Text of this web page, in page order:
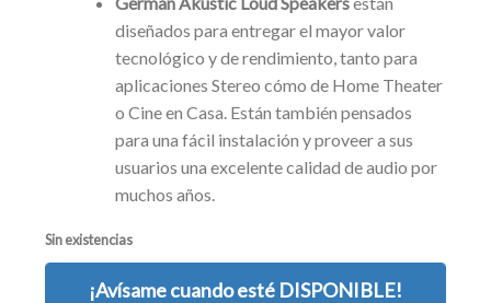
diseñados para entregar el mayor valor
tecnológico y de rendimiento, tanto para
aplicaciones Stereo cómo de Home Theater
o Cine en Casa. Están también pensados
para una fácil instalación y proveer a sus
usuarios una excelente calidad de audio por
muchos años.
Sin existencias
¡Avísame cuando esté DISPONIBLE!